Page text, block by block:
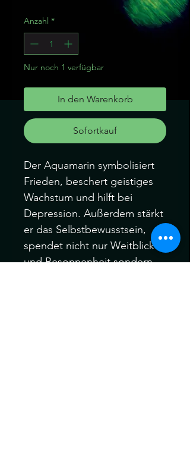
Anzahl *
Nur noch 1 verfügbar
In den Warenkorb
Sofortkauf
Der Aquamarin symbolisiert
Frieden, beschert geistiges
Wachstum und hilft bei
Depression. Außerdem stärkt
er das Selbstbewusstsein,
spendet nicht nur Weitblick
und Besonnenheit sondern